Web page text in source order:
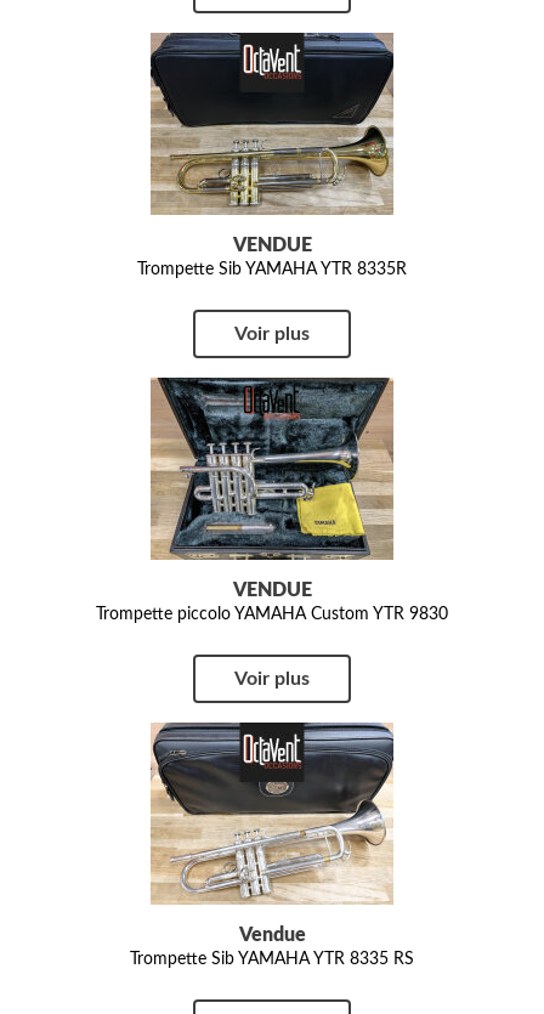
VENDUE
Trompette Sib YAMAHA YTR 8335R
Voir plus
VENDUE
Trompette piccolo YAMAHA Custom YTR 9830
Voir plus
Vendue
Trompette Sib YAMAHA YTR 8335 RS